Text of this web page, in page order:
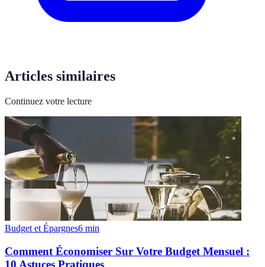
Articles similaires
Continuez votre lecture
Budget et Épargnes6 min
Comment Économiser Sur Votre Budget Mensuel :
10 Astuces Pratiques